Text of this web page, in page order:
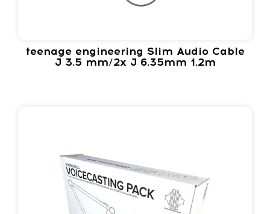
teenage engineering Slim Audio Cable
J 3.5 mm/2x J 6.35mm 1.2m